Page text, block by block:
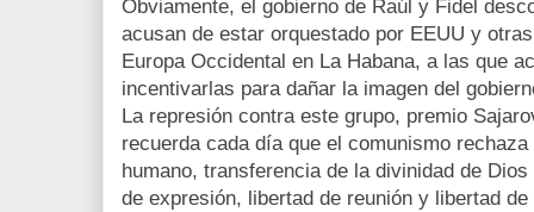
Obviamente, el gobierno de Raúl y Fidel
acusan de estar orquestado por EEUU y
Europa Occidental en La Habana, a las que
incentivarlas para dañar la imagen del
La represión contra este grupo, premio
recuerda cada día que el comunismo
humano, transferencia de la divinidad de
de expresión, libertad de reunión y libertad